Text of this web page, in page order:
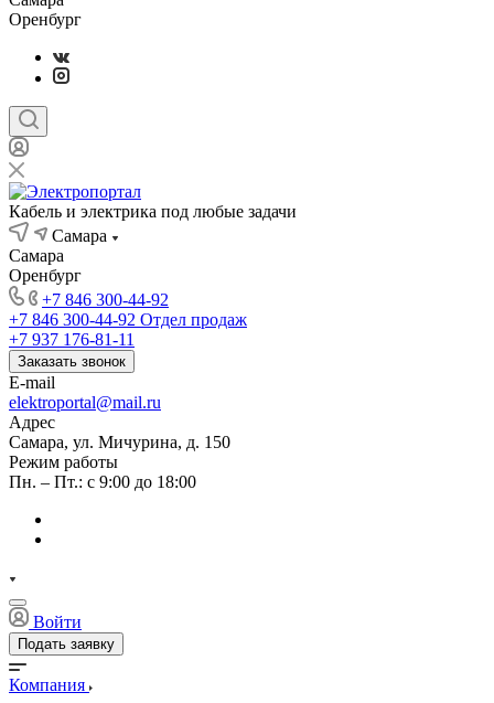
Оренбург
Кабель и электрика под любые задачи
Самара
Самара
Оренбург
+7 846 300-44-92
+7 846 300-44-92 Отдел продаж
+7 937 176-81-11
Заказать звонок
E-mail
elektroportal@mail.ru
Адрес
Самара, ул. Мичурина, д. 150
Режим работы
Пн. – Пт.: с 9:00 до 18:00
Войти
Подать заявку
Компания